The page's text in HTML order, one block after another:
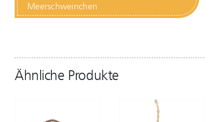
Meerschweinchen
Ähnliche Produkte